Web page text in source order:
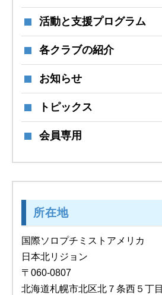
活動と支援プログラム
各クラブの紹介
お知らせ
トピックス
会員専用
所在地
国際ソロプチミストアメリカ
日本北リジョン
〒060-0807
北海道札幌市北区北７条西５丁目